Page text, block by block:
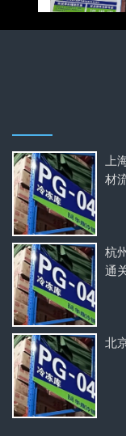
上
材
杭
通
北